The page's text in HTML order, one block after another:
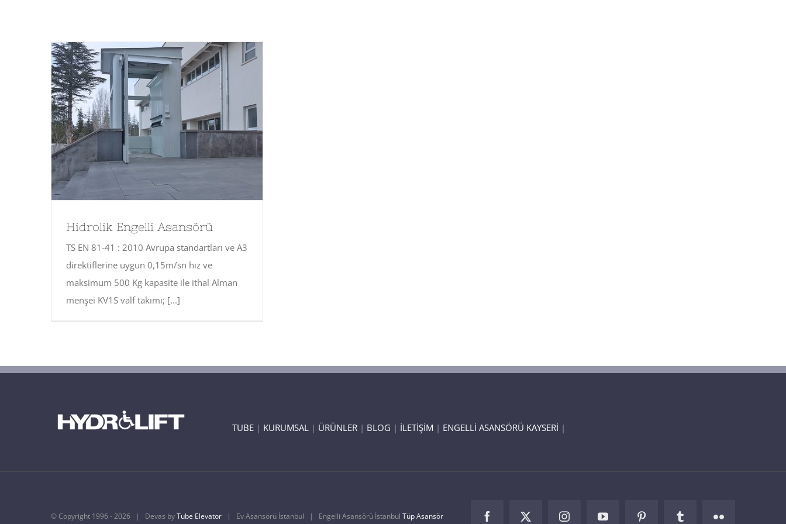
Hidrolik Engelli Asansörü
TS EN 81-41 : 2010 Avrupa standartları ve A3
direktiflerine uygun 0,15m/sn hız ve
maksimum 500 Kg kapasite ile ithal Alman
menşei KV1S valf takımı; [...]
TUBE | KURUMSAL | ÜRÜNLER | BLOG | İLETİŞİM | ENGELLİ ASANSÖRÜ KAYSERİ |
© Copyright 1996 -2026 | Devas byTube Elevator | Ev Asansörü İstanbul | Engelli Asansörü İstanbul Tüp Asansör FacebookX InstagramYouTubePinterest Tumblr Flickr